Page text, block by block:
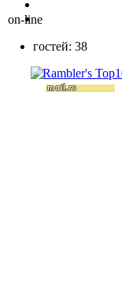
on-line
гостей: 38